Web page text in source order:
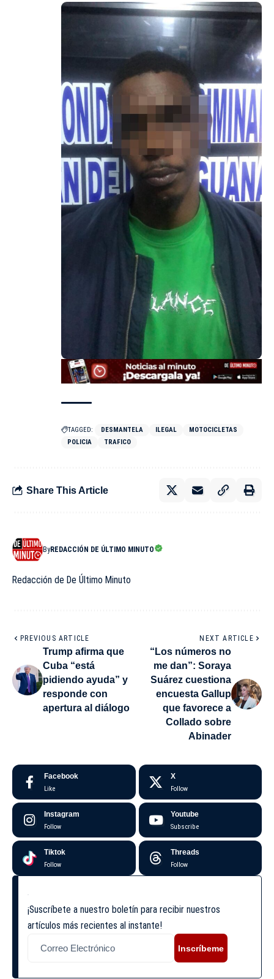
TAGGED: DESMANTELA ILEGAL
MOTOCICLETAS
POLICIA
TRAFICO
Share This Article
ByREDACCIÓN DE ÚLTIMO MINUTO
Redacción de De Último Minuto
PREVIOUS ARTICLE
Trump afirma que
Cuba “está
pidiendo ayuda” y
responde con
apertura al diálogo
NEXT ARTICLE
“Los números no
me dan”: Soraya
Suárez cuestiona
encuesta Gallup
que favorece a
Collado sobre
Abinader
Facebook
Like
X
Follow
Instagram
Follow
Youtube
Subscribe
Tiktok
Follow
Threads
Follow
¡Suscríbete a nuestro boletín para recibir nuestros
artículos más recientes al instante!
Inscríbeme